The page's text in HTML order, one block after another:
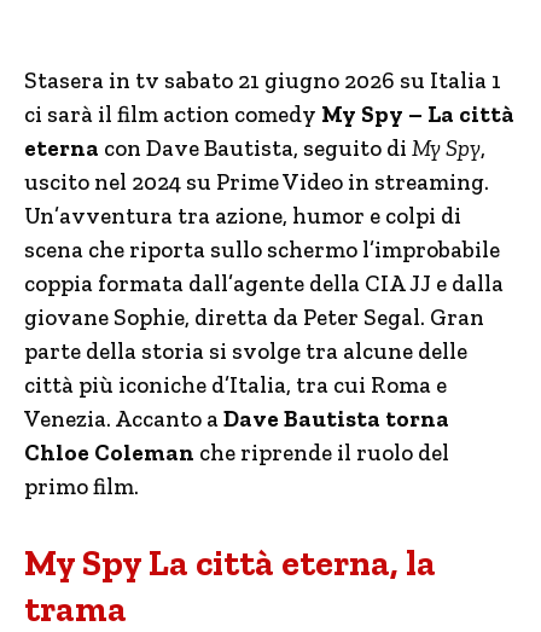
Stasera in tv sabato 21 giugno 2026 su Italia 1
ci sarà il film action comedy My Spy – La città
eterna con Dave Bautista, seguito di My Spy,
uscito nel 2024 su Prime Video in streaming.
Un’avventura tra azione, humor e colpi di
scena che riporta sullo schermo l’improbabile
coppia formata dall’agente della CIA JJ e dalla
giovane Sophie, diretta da Peter Segal. Gran
parte della storia si svolge tra alcune delle
città più iconiche d’Italia, tra cui Roma e
Venezia. Accanto aDave Bautista torna
Chloe Coleman che riprende il ruolo del
primo film.
My Spy La città eterna, la
trama